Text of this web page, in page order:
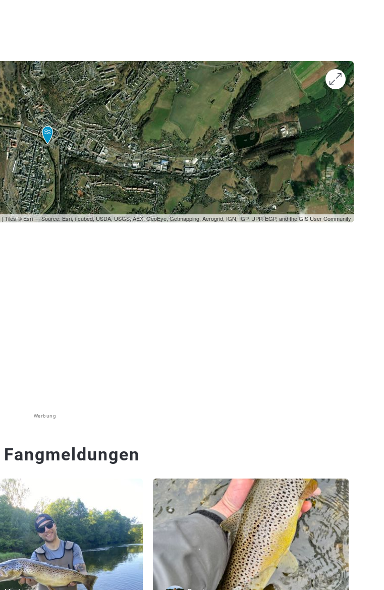
| Tiles © Esri — Source: Esri, i-cubed, USDA, USGS, AEX, GeoEye, Getmapping, Aerogrid, IGN, IGP, UPR-EGP, and the GIS User Community
Werbung